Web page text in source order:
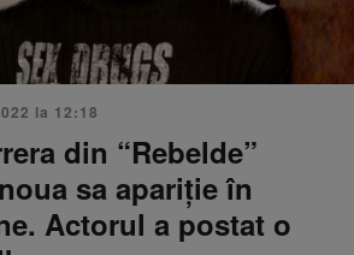
la 12:18
din “Rebelde”
sa apariție în
Actorul a postat o